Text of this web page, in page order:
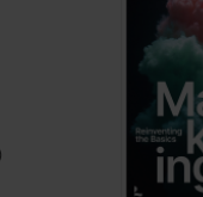
Isabel Verstraete filter
Jozefien De Feyter filter
Apply Steven Van